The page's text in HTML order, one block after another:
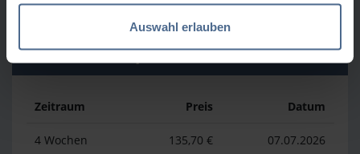
Auswahl erlauben
Heizölpreis-Tiefstwerte
Zeitraum Preis Datum
4 Wochen 135,70 € 07.07.2026